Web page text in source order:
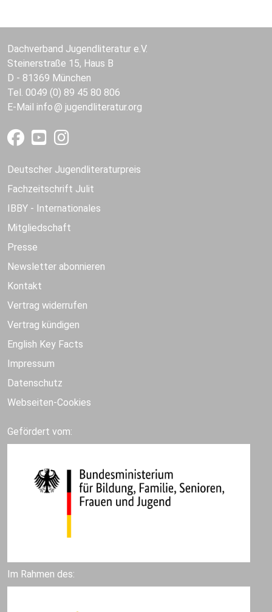
Dachverband Jugendliteratur e.V.
Steinerstraße 15, Haus B
D - 81369 München
Tel. 0049 (0) 89 45 80 806
E-Mail info jugendliteratur.org
Deutscher Jugendliteraturpreis
Fachzeitschrift Julit
IBBY - Internationales
Mitgliedschaft
Presse
Newsletter abonnieren
Kontakt
Vertrag widerrufen
Vertrag kündigen
English Key Facts
Impressum
Datenschutz
Webseiten-Cookies
Gefördert vom:
Im Rahmen des: